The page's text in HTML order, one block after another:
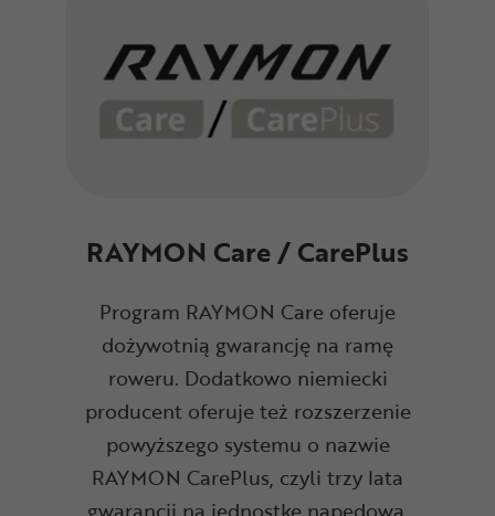
RAYMON Care / CarePlus
Program RAYMON Care oferuje
dożywotnią gwarancję na ramę
roweru. Dodatkowo niemiecki
producent oferuje też rozszerzenie
powyższego systemu o nazwie
RAYMON CarePlus, czyli trzy lata
gwarancji na jednostkę napędową,